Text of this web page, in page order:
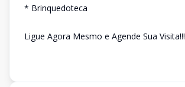
* Brinquedoteca
Ligue Agora Mesmo e Agende Sua Visita!!!